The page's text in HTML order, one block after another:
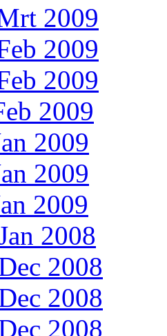
2009
2009
2009
2009
2009
2009
2009
2008
2008
2008
2008